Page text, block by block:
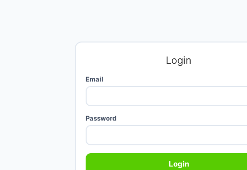
Login
Email
Password
Login